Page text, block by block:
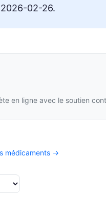
02-26.
en ligne avec le soutien
médicaments →